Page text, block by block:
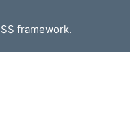
framework.